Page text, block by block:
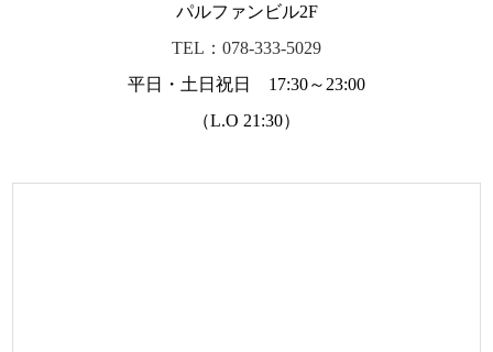
パルファンビル2F
TEL：078-333-5029
平日・土日祝日 17:30～23:00
（L.O 21:30）